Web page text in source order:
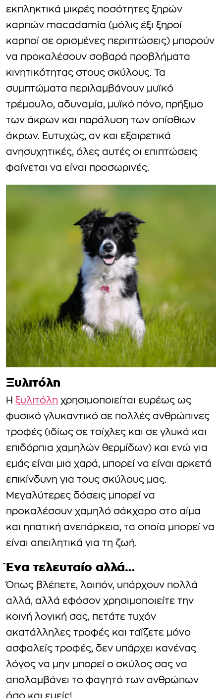
εκπληκτικά μικρές ποσότητες ξηρών
καρπών macadamia (μόλις έξι ξηροί
καρποί σε ορισμένες περιπτώσεις) μπορούν
να προκαλέσουν σοβαρά προβλήματα
κινητικότητας στους σκύλους. Τα
συμπτώματα περιλαμβάνουν μυϊκό
τρέμουλο, αδυναμία, μυϊκό πόνο, πρήξιμο
των άκρων και παράλυση των οπίσθιων
άκρων. Ευτυχώς, αν και εξαιρετικά
ανησυχητικές, όλες αυτές οι επιπτώσεις
φαίνεται να είναι προσωρινές.
Ξυλιτόλη
Η ξυλιτόλη χρησιμοποιείται ευρέως ως
φυσικό γλυκαντικό σε πολλές ανθρώπινες
τροφές (ιδίως σε τσίχλες και σε γλυκά και
επιδόρπια χαμηλών θερμίδων) και ενώ για
εμάς είναι μια χαρά, μπορεί να είναι αρκετά
επικίνδυνη για τους σκύλους μας.
Μεγαλύτερες δόσεις μπορεί να
προκαλέσουν χαμηλό σάκχαρο στο αίμα
και ηπατική ανεπάρκεια, τα οποία μπορεί να
είναι απειλητικά για τη ζωή.
Ένα τελευταίο αλλά…
Όπως βλέπετε, λοιπόν, υπάρχουν πολλά
αλλά, αλλά εφόσον χρησιμοποιείτε την
κοινή λογική σας, πετάτε τυχόν
ακατάλληλες τροφές και ταΐζετε μόνο
ασφαλείς τροφές, δεν υπάρχει κανένας
λόγος να μην μπορεί ο σκύλος σας να
απολαμβάνει το φαγητό των ανθρώπων